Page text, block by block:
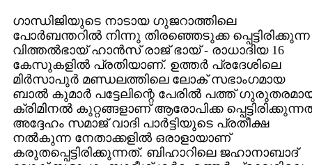
ഗാന്ധിജിയുടെ നാടായ ഗുജറാത്തിലെ
പോര്‍ബന്തറില്‍ നിന്നു തിരഞ്ഞെടുക്ക പ്പെട്ടിരിക്കുന്ന
വിത്തല്‍ഭായ്‌ ഹാന്‍സ്‌ രാജ്‌ ഭായ്‌ - രാധാദിയ 16
കേസുകളില്‍ പ്രതിയാണ്‌. ഉത്തര്‍ പ്രദേശിലെ
മിര്‍സാപുര്‍ മണ്ഡലത്തിലെ ലോക്‌ സഭാംഗമായ
ബാല്‍ കുമാര്‍ പട്ടേലിന്റെ പേരില്‍ പത്ത്‌
ക്രിമിനല്‍ കുറ്റങ്ങളാണ്‌ ആരോപിക്ക
അദ്ദേഹം സമാജ്‌ വാദി പാര്‍ട്ടിയുടെ പ്രതീക്ഷ
നല്‍കുന്ന നേതാക്കളില്‍ ഒരാളായാണ്‌
കരുതപ്പെട്ടിരിക്കുന്നത്‌. ബിഹാറിലെ ജഹാനാബാദ്‌